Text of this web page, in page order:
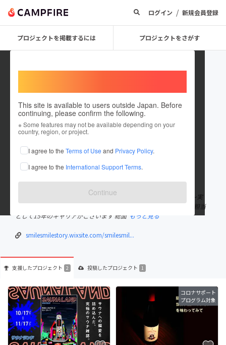
ログイン / 新規会員登録
プロジェクトを掲載するには プロジェクトをさがす
This site is available to users outside Japan. Before
continuing, please confirm the following.
※ Some features may not be available depending on your
country, region, or project.
I agree to the Terms of Use and Privacy Policy.
I agree to the International Support Terms.
Continue
smilesmilestory
これまでに2回支援して1件のプロジェクトを投稿しています
在住国：日本 現在地：東京都
出身国：日本 出身地：新潟県
国家資格キャリアコンサルタント 教育系YouTuber インプロ講師 〜実
績〜 メーカー、法律事務所、百貨店など 大手企業の人事採用教育担当
として15年のキャリアがございます 総面 もっと見る
smilesmilestory.wixsite.com/smilesmil...
支援したプロジェクト 2 投稿したプロジェクト 1
コロナサポート
プログラム対象